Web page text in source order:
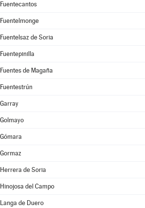
Fuentecantos
Fuentelmonge
Fuentelsaz de Soria
Fuentepinilla
Fuentes de Magaña
Fuentestrún
Garray
Golmayo
Gómara
Gormaz
Herrera de Soria
Hinojosa del Campo
Langa de Duero